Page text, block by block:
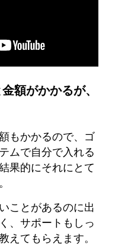
額がかかるが、
もかかるので、ゴ
ムで自分で入れる
果的にそれにとて
ことがあるのに出
、サポートもしっ
えてもらえます。